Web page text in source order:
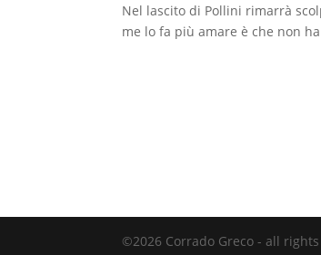
Nel lascito di Pollini rimarrà
me lo fa più amare è che non
©2026 Corrado Greco - all